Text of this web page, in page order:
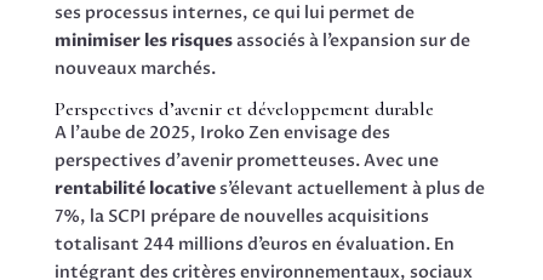
ses processus internes, ce qui lui permet de
minimiser les risquesassociés à l’expansion sur de
nouveaux marchés.
Perspectives d’avenir et développement durable
A l’aube de 2025, Iroko Zen envisage des
perspectives d’avenir prometteuses. Avec une
rentabilité locatives’élevant actuellement à plus de
7%, la SCPI prépare de nouvelles acquisitions
totalisant 244 millions d’euros en évaluation. En
intégrant des critères environnementaux, sociaux